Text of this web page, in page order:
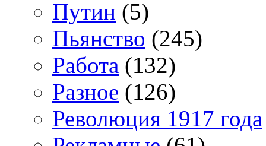
Путин (5)
Пьянство (245)
Работа (132)
Разное (126)
Революция 1917 года